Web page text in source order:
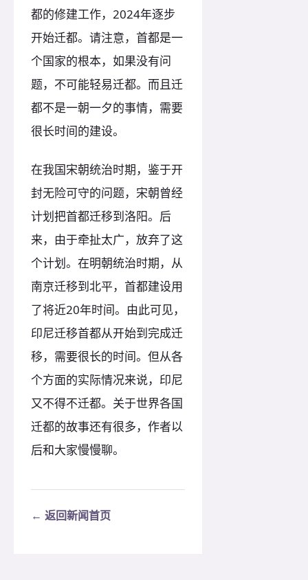
都的修建工作，2024年逐步
开始迁都。请注意，首都是一
个国家的根本，如果没有问
题，不可能轻易迁都。而且迁
都不是一朝一夕的事情，需要
很长时间的建设。
在我国宋朝统治时期，鉴于开
封无险可守的问题，宋朝曾经
计划把首都迁移到洛阳。后
来，由于牵扯太广，放弃了这
个计划。在明朝统治时期，从
南京迁移到北平，首都建设用
了将近20年时间。由此可见，
印尼迁移首都从开始到完成迁
移，需要很长的时间。但从各
个方面的实际情况来说，印尼
又不得不迁都。关于世界各国
迁都的故事还有很多，作者以
后和大家慢慢聊。
← 返回新闻首页